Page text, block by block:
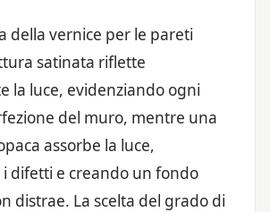
della vernice per le pareti
satinata riflette
la luce, evidenziando ogni
del muro, mentre una
assorbe la luce,
difetti e creando un fondo
distrae. La scelta del grado di